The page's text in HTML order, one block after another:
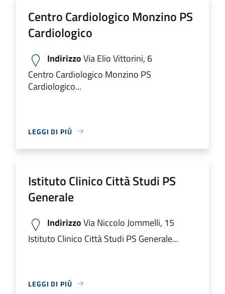
Centro Cardiologico Monzino PS
Cardiologico
IndirizzoVia Elio Vittorini, 6
Centro Cardiologico Monzino PS
Cardiologico...
LEGGI DI PIÙ
Istituto Clinico Città Studi PS
Generale
IndirizzoVia Niccolo Jommelli, 15
Istituto Clinico Città Studi PS Generale...
LEGGI DI PIÙ